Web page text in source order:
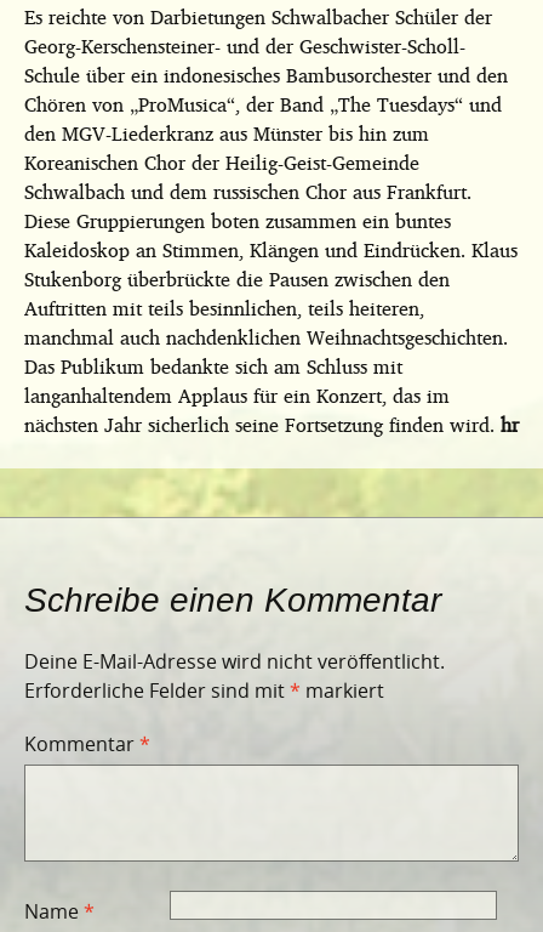
Es reichte von Darbietungen Schwalbacher Schüler der
Georg-Kerschensteiner- und der Geschwister-Scholl-
Schule über ein indonesisches Bambusorchester und den
Chören von „ProMusica“, der Band „The Tuesdays“ und
den MGV-Liederkranz aus Münster bis hin zum
Koreanischen Chor der Heilig-Geist-Gemeinde
Schwalbach und dem russischen Chor aus Frankfurt.
Diese Gruppierungen boten zusammen ein buntes
Kaleidoskop an Stimmen, Klängen und Eindrücken. Klaus
Stukenborg überbrückte die Pausen zwischen den
Auftritten mit teils besinnlichen, teils heiteren,
manchmal auch nachdenklichen Weihnachtsgeschichten.
Das Publikum bedankte sich am Schluss mit
langanhaltendem Applaus für ein Konzert, das im
nächsten Jahr sicherlich seine Fortsetzung finden wird. hr
Schreibe einen Kommentar
Deine E-Mail-Adresse wird nicht veröffentlicht.
Erforderliche Felder sind mit* markiert
Kommentar*
Name*